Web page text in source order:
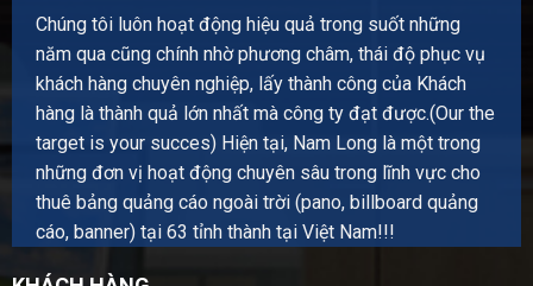
Chúng tôi luôn hoạt động hiệu quả trong suốt những
năm qua cũng chính nhờ phương châm, thái độ phục vụ
khách hàng chuyên nghiệp, lấy thành công của Khách
hàng là thành quả lớn nhất mà công ty đạt được.(Our the
target is your succes) Hiện tại, Nam Long là một trong
những đơn vị hoạt động chuyên sâu trong lĩnh vực cho
thuê bảng quảng cáo ngoài trời (pano, billboard quảng
cáo, banner) tại 63 tỉnh thành tại Việt Nam!!!